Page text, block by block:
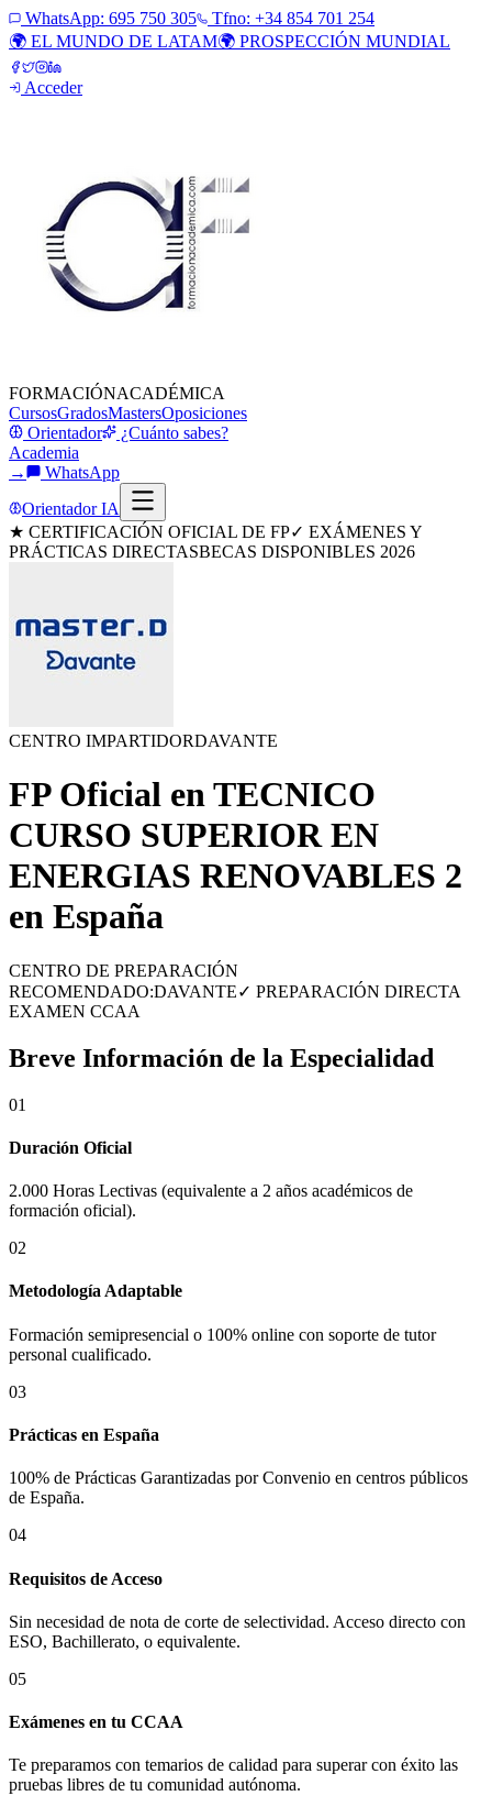
WhatsApp: 695 750 305
Tfno: +34 854 701 254
🌍 EL MUNDO DE LATAM🌍 PROSPECCIÓN MUNDIAL
Acceder
FORMACIÓNACADÉMICA
CursosGradosMastersOposiciones
Orientador
¿Cuánto sabes?
Academia
→
WhatsApp
Orientador IA
★ CERTIFICACIÓN OFICIAL DE FP✓ EXÁMENES Y
PRÁCTICAS DIRECTASBECAS DISPONIBLES 2026
CENTRO IMPARTIDORDAVANTE
FP Oficial enTECNICO
CURSO SUPERIOR EN
ENERGIAS RENOVABLES 2
en España
CENTRO DE PREPARACIÓN
RECOMENDADO:DAVANTE✓ PREPARACIÓN DIRECTA
EXAMEN CCAA
Breve Información de la Especialidad
01
Duración Oficial
2.000 Horas Lectivas (equivalente a 2 años académicos de
formación oficial).
02
Metodología Adaptable
Formación semipresencial o 100% online con soporte de tutor
personal cualificado.
03
Prácticas en España
100% de Prácticas Garantizadas por Convenio en centros públicos
de España.
04
Requisitos de Acceso
Sin necesidad de nota de corte de selectividad. Acceso directo con
ESO, Bachillerato, o equivalente.
05
Exámenes en tu CCAA
Te preparamos con temarios de calidad para superar con éxito las
pruebas libres de tu comunidad autónoma.